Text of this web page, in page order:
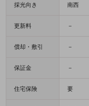
採光向き 南西
更新料 －
償却・敷引 －
保証金 －
住宅保険 要